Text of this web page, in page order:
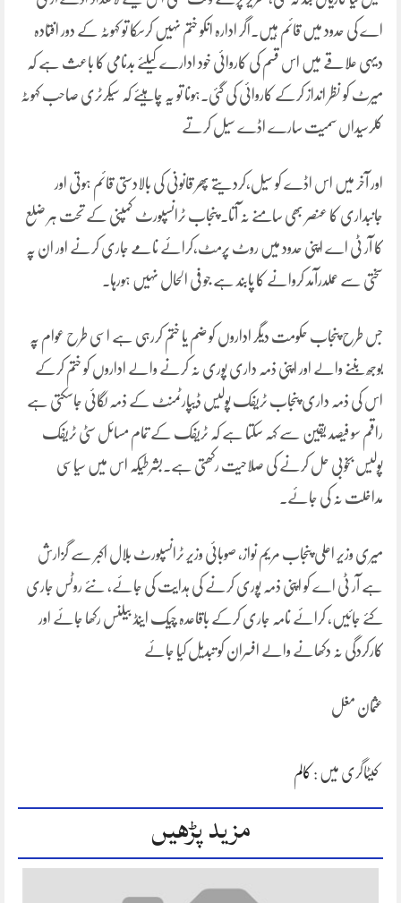
اے کی حدود میں قائم ہیں۔اگر ادارہ انکو ختم نہیں کرسکا تو کہوٹہ کے دور افتادہ
دیہی علاقے میں اس قسم کی کاروائی خود ادارے کیلئے بدنامی کا باعث ہے کہ
میرٹ کو نظر انداز کرکے کاروائی کی گئی۔ہونا تو یہ چاہیئے کہ سیکرٹری صاحب کہوٹہ
کلرسیداں سمیت سارے اڈے سیل کرتے
اور آخر میں اس اڈے کو سیل،کردیتے پھر قانونی کی بالادستی قائم ہوتی اور
جانبداری کا عنصر بھی سامنے نہ آتا۔ پنجاب ٹرانسپورٹ کمپنی کے تحت ہر ضلع
کا آر ٹی اے اپنی حدود میں روٹ پرمٹ،کرائے نامے جاری کرنے اور ان پہ
سختی سے عملدرآمد کروانے کا پابند ہے جو فی الحال نہیں ہورہا۔
جس طرح پنجاب حکومت دیگر اداروں کو ضم یا ختم کررہی ہے اسی طرح عوام پہ
بوجھ بننے والے اور اپنی ذمہ داری پوری نہ کرنے والے اداروں کو ختم کرکے
اس کی ذمہ داری پنجاب ٹریفک پولیس ڈیپارٹمنٹ کے ذمہ لگائی جاسکتی ہے
راقم سو فیصد یقین سے کہہ سکتا ہے کہ ٹریفک کے تمام مسائل سٹی ٹریفک
پولیس بخوبی حل کرنے کی صلاحیت رکھتی ہے۔بشرطیکہ اس میں سیاسی
مداخلت نہ کی جائے۔
میری وزیر اعلی پنجاب مریم نواز، صوبائی وزیر ٹرانسپورٹ بلال اکبر سے گزارش
ہے آر ٹی اے کو اپنی ذمہ پوری کرنے کی ہدایت کی جائے، نئے روٹس جاری
کئے جائیں، کرائے نامہ جاری کرکے باقاعدہ چیک اینڈ بیلنس رکھا جائے اور
کارکردگی نہ دکھانے والے افسران کو تبدیل کیا جائے
عثمان مغل
کیٹاگری میں : کالم
مزید پڑھیں